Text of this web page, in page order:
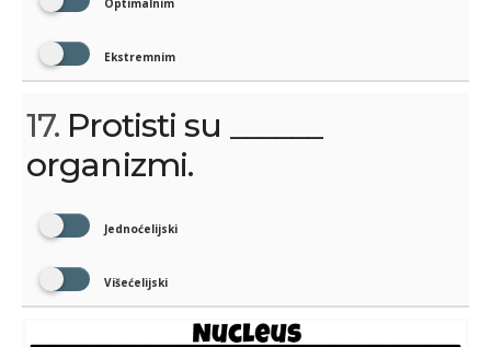
Ekstremnim
17. Protisti su ______
organizmi.
Jednoćelijski
Višećelijski